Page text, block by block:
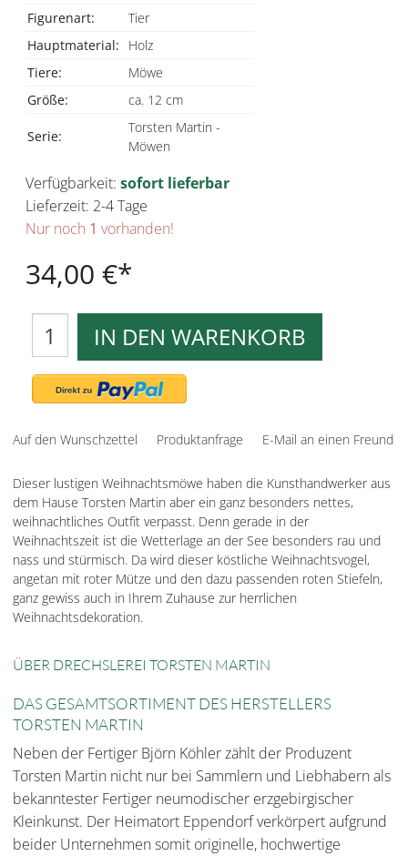
Figurenart:
Tier
Hauptmaterial:
Holz
Tiere:
Möwe
Größe:
ca. 12 cm
Serie:
Torsten Martin -
Möwen
Verfügbarkeit: sofort lieferbar
Lieferzeit: 2-4 Tage
Nur noch 1 vorhanden!
34,00 €
IN DEN WARENKORB
Auf den Wunschzettel Produktanfrage E-Mail an einen Freund
Dieser lustigen Weihnachtsmöwe haben die Kunsthandwerker aus
dem Hause Torsten Martin aber ein ganz besonders nettes,
weihnachtliches Outfit verpasst. Denn gerade in der
Weihnachtszeit ist die Wetterlage an der See besonders rau und
nass und stürmisch. Da wird dieser köstliche Weihnachtsvogel,
angetan mit roter Mütze und den dazu passenden roten Stiefeln,
ganz gewiss auch in Ihrem Zuhause zur herrlichen
Weihnachtsdekoration.
ÜBER DRECHSLEREI TORSTEN MARTIN
DAS GESAMTSORTIMENT DES HERSTELLERS
TORSTEN MARTIN
Neben der Fertiger Björn Köhler zählt der Produzent
Torsten Martin nicht nur bei Sammlern und Liebhabern als
bekanntester Fertiger neumodischer erzgebirgischer
Kleinkunst. Der Heimatort Eppendorf verkörpert aufgrund
beider Unternehmen somit originelle, hochwertige